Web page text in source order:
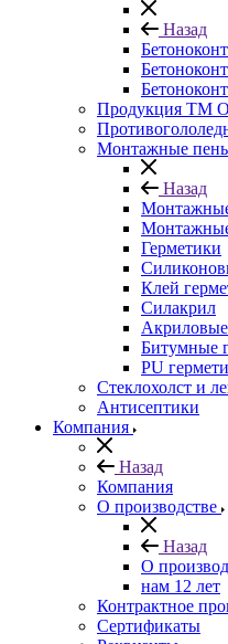
Назад
Продукция ТМ
Монтажные
Назад
Герметики
Клей
Силакрил
Битумные
PU
Стеклохолст и
Антисептики
Компания
Назад
Компания
О производстве
Назад
О
нам 12 лет
Контрактное
Сертификаты